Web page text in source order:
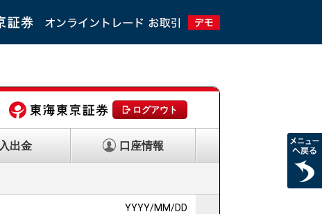
ログアウト
入出金 口座情報
YYYY/MM/DD